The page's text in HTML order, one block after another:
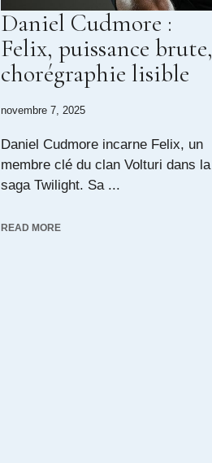
Daniel Cudmore :
Felix, puissance brute,
chorégraphie lisible
novembre 7, 2025
Daniel Cudmore incarne Felix, un
membre clé du clan Volturi dans la
saga Twilight. Sa ...
READ MORE